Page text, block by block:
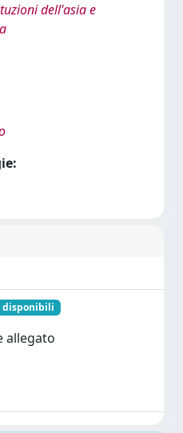
dell'asia e
disponibili
allegato